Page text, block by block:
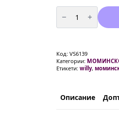
количество
за
Свещи
за
-
2
броя
-
Код: VS6139
Категории:
Етикети: willy,
Описание